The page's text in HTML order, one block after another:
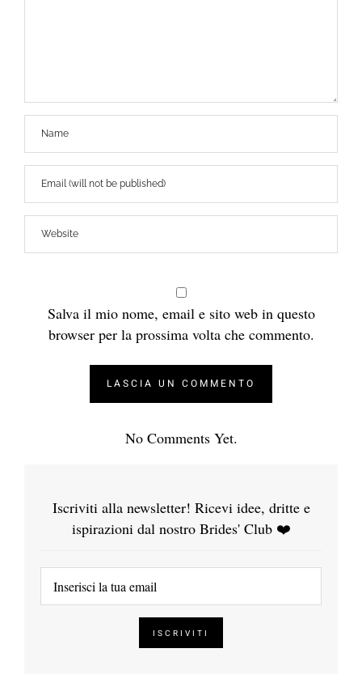
Salva il mio nome, email e sito web in questo
browser per la prossima volta che commento.
No Comments Yet.
Iscriviti alla newsletter! Ricevi idee, dritte e
ispirazioni dal nostro Brides' Club ❤️